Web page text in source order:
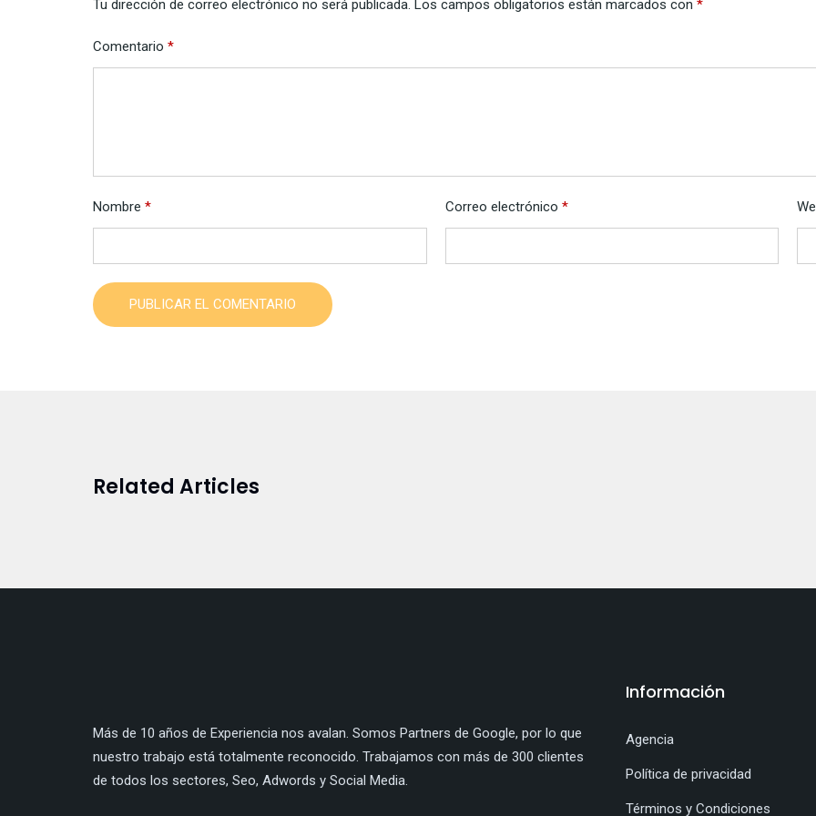
Tu dirección de correo electrónico no será publicada. Los campos obligatorios están marcados con *
Comentario *
Nombre * Correo electrónico *
PUBLICAR EL COMENTARIO
Related Articles
Más de 10 años de Experiencia nos avalan. Somos Partners de Google, por lo que
nuestro trabajo está totalmente reconocido. Trabajamos con más de 300 clientes
de todos los sectores, Seo, Adwords y Social Media.
Información
Agencia
Política de privacidad
Términos y Condiciones